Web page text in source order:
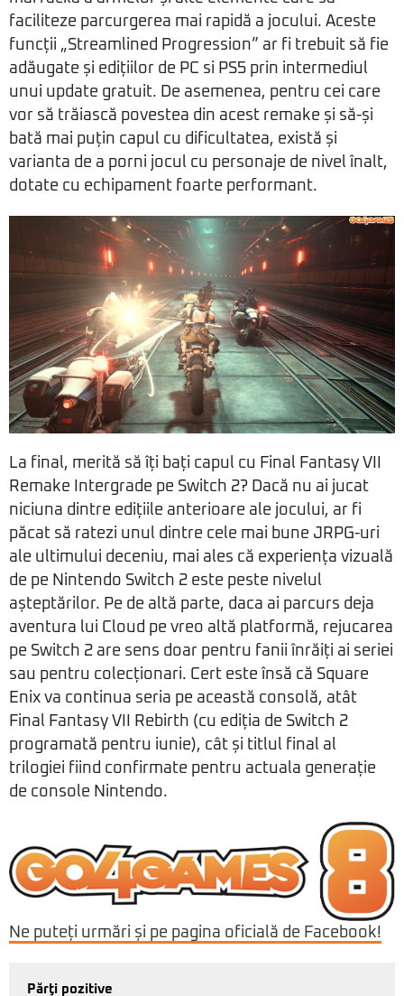
faciliteze parcurgerea mai rapidă a jocului. Aceste
funcții „Streamlined Progression” ar fi trebuit să fie
adăugate și edițiilor de PC si PS5 prin intermediul
unui update gratuit. De asemenea, pentru cei care
vor să trăiască povestea din acest remake și să-și
bată mai puțin capul cu dificultatea, există și
varianta de a porni jocul cu personaje de nivel înalt,
dotate cu echipament foarte performant.
La final, merită să îți bați capul cu Final Fantasy VII
Remake Intergrade pe Switch 2? Dacă nu ai jucat
niciuna dintre edițiile anterioare ale jocului, ar fi
păcat să ratezi unul dintre cele mai bune JRPG-uri
ale ultimului deceniu, mai ales că experiența vizuală
de pe Nintendo Switch 2 este peste nivelul
așteptărilor. Pe de altă parte, daca ai parcurs deja
aventura lui Cloud pe vreo altă platformă, rejucarea
pe Switch 2 are sens doar pentru fanii înrăiți ai seriei
sau pentru colecționari. Cert este însă că Square
Enix va continua seria pe această consolă, atât
Final Fantasy VII Rebirth (cu ediția de Switch 2
programată pentru iunie), cât și titlul final al
trilogiei fiind confirmate pentru actuala generație
de console Nintendo.
Ne puteți urmări și pe pagina oficială de Facebook!
Părţi pozitive